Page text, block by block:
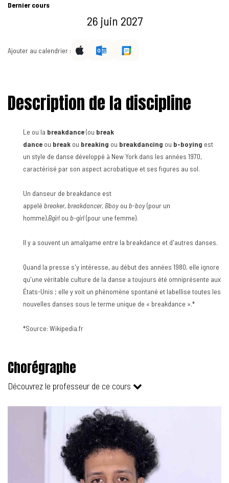
Dernier cours
26 juin 2027
Ajouter au calendrier :
Description de la discipline
Le ou la breakdance(ou break
dance ou break ou breaking ou breakdancing ou b-boying est
un style de danse développé à New York dans les années 1970,
caractérisé par son aspect acrobatique et ses figures au sol.
Un danseur de breakdance est
appelé breaker, breakdancer, Bboy ou b-boy(pour un
homme),Bgirl ou b-girl(pour une femme).
Il y a souvent un amalgame entre la breakdance et d'autres danses.
Quand la presse s'y intéresse, au début des années 1980, elle ignore
qu'une véritable culture de la danse a toujours été omniprésente aux
États-Unis ; elle y voit un phénomène spontané et labellise toutes les
nouvelles danses sous le terme unique de « breakdance ».*
*Source: Wikipedia.fr
Chorégraphe
Découvrez le professeur de ce cours